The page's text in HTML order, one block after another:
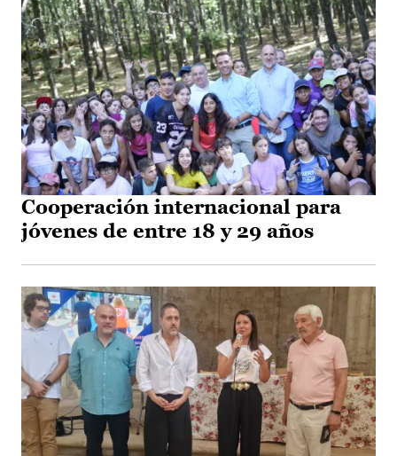
Cooperación internacional para
jóvenes de entre 18 y 29 años